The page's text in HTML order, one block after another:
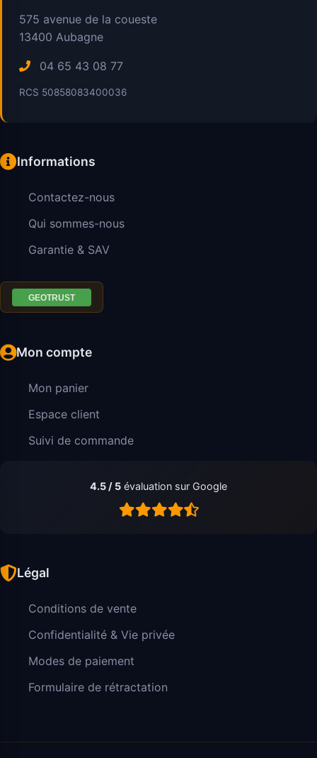
575 avenue de la coueste
13400 Aubagne
04 65 43 08 77
RCS 50858083400036
Informations
Contactez-nous
Qui sommes-nous
Garantie & SAV
Mon compte
Mon panier
Espace client
Suivi de commande
4.5 / 5 évaluation sur Google
Légal
Conditions de vente
Confidentialité & Vie privée
Modes de paiement
Formulaire de rétractation